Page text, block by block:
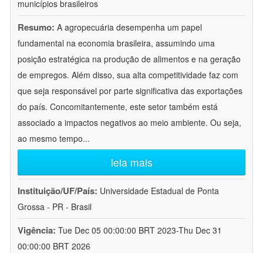
municípios brasileiros
Resumo: A agropecuária desempenha um papel
fundamental na economia brasileira, assumindo uma
posição estratégica na produção de alimentos e na geração
de empregos. Além disso, sua alta competitividade faz com
que seja responsável por parte significativa das exportações
do país. Concomitantemente, este setor também está
associado a impactos negativos ao meio ambiente. Ou seja,
ao mesmo tempo...
leia mais
Instituição/UF/País: Universidade Estadual de Ponta
Grossa - PR - Brasil
Vigência: Tue Dec 05 00:00:00 BRT 2023-Thu Dec 31
00:00:00 BRT 2026